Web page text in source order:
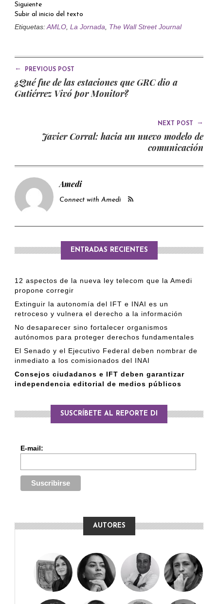
Siguiente
Subir al inicio del texto
Etiquetas:AMLO La Jornada The Wall Street Journal
← PREVIOUS POST
¿Qué fue de las estaciones que GRC dio a
Gutiérrez Vivó por Monitor?
NEXT POST →
Javier Corral: hacia un nuevo modelo de
comunicación
Amedi
Connect with Amedi
ENTRADAS RECIENTES
12 aspectos de la nueva ley telecom que la Amedi
propone corregir
Extinguir la autonomía del IFT e INAI es un
retroceso y vulnera el derecho a la información
No desaparecer sino fortalecer organismos
autónomos para proteger derechos fundamentales
El Senado y el Ejecutivo Federal deben nombrar de
inmediato a los comisionados del INAI
Consejos ciudadanos e IFT deben garantizar
independencia editorial de medios públicos
SUSCRÍBETE AL REPORTE DI
E-mail:
AUTORES